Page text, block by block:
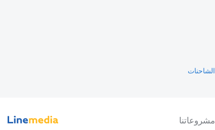
مشروعاتنا